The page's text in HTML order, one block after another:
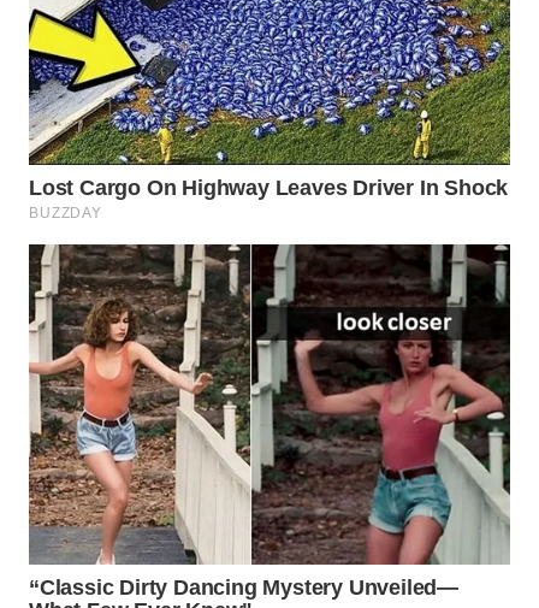
LABUANBAJO
WN
BORNEO
Media
Group
WAHANA
NEWS
WAHANA
TANI
WAHANA
ADVOKAT
WAHANA